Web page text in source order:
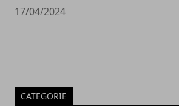
17/04/2024
CATEGORIE